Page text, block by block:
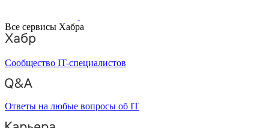
Все сервисы Хабра
Сообщество IT-специалистов
Ответы на любые вопросы об IT